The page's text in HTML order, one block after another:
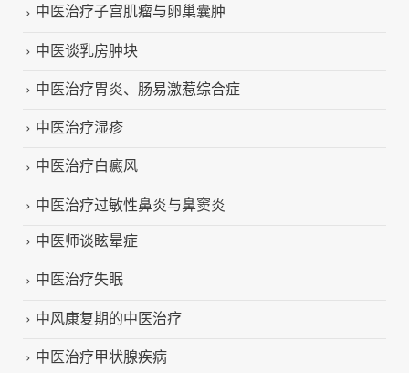
中医治疗子宫肌瘤与卵巢囊肿
中医谈乳房肿块
中医治疗胃炎、肠易激惹综合症
中医治疗湿疹
中医治疗白癜风
中医治疗过敏性鼻炎与鼻窦炎
中医师谈眩晕症
中医治疗失眠
中风康复期的中医治疗
中医治疗甲状腺疾病